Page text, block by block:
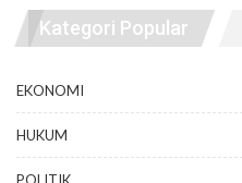
Kategori Popular
EKONOMI
HUKUM
POLITIK